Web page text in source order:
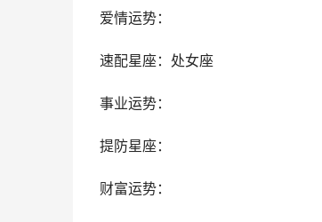
爱情运势：
速配星座：处女座
事业运势：
提防星座：
财富运势：